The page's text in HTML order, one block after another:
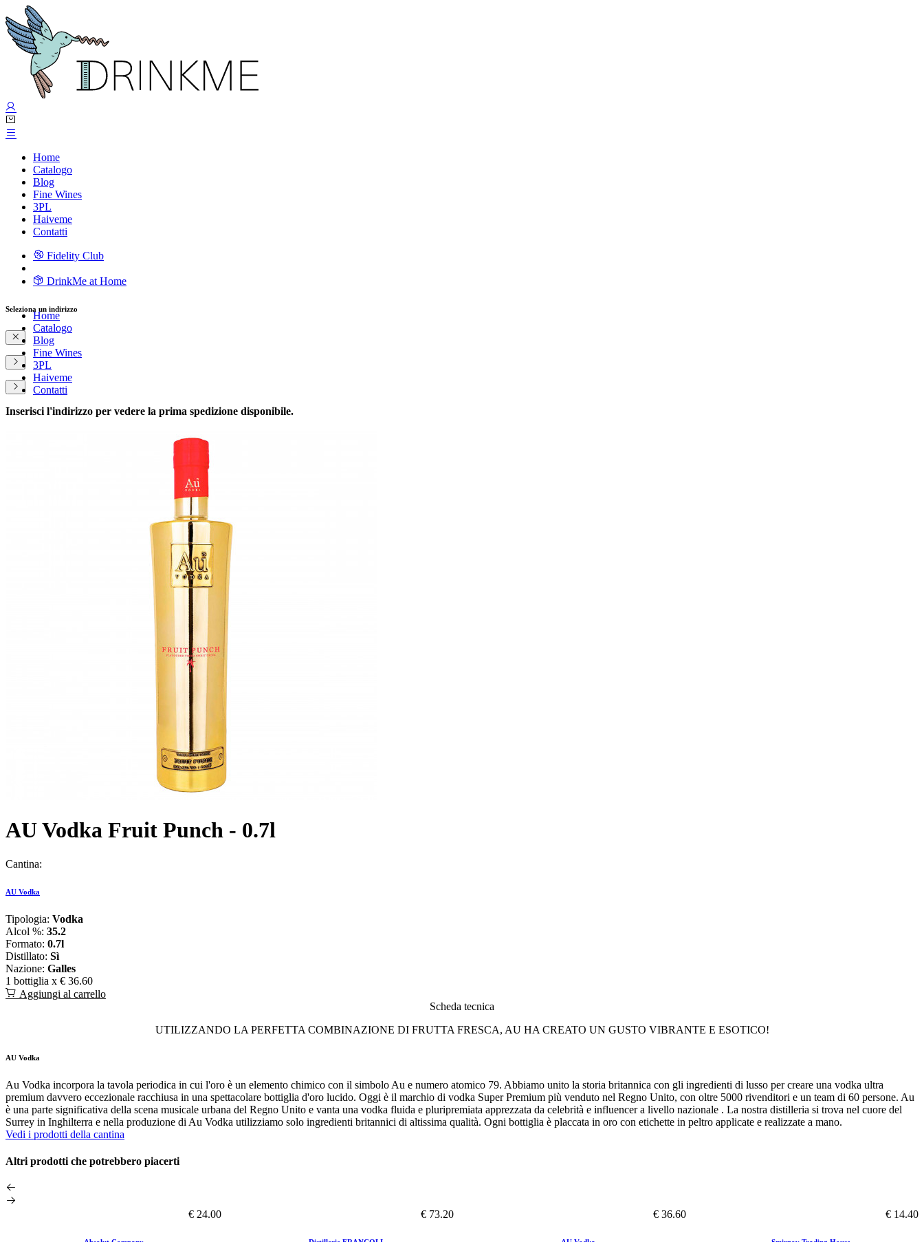
Home
Catalogo
Blog
Fine Wines
3PL
Haiveme
Contatti
Fidelity Club
DrinkMe at Home
Home
Catalogo
Blog
Fine Wines
3PL
Haiveme
Contatti
Seleziona un indirizzo
Inserisci l'indirizzo per vedere la prima spedizione disponibile.
AU Vodka Fruit Punch - 0.7l
Cantina:
AU Vodka
Tipologia: Vodka
Alcol %: 35.2
Formato: 0.7l
Distillato: Sì
Nazione: Galles
1 bottiglia x € 36.60
Aggiungi al carrello
Scheda tecnica
UTILIZZANDO LA PERFETTA COMBINAZIONE DI FRUTTA FRESCA, AU HA CREATO UN GUSTO VIBRANTE E ESOTICO!
AU Vodka
Au Vodka incorpora la tavola periodica in cui l'oro è un elemento chimico con il simbolo Au e numero atomico 79. Abbiamo unito la storia britannica con gli ingredienti di lusso per creare una vodka ultra
premium davvero eccezionale racchiusa in una spettacolare bottiglia d'oro lucido. Oggi è il marchio di vodka Super Premium più venduto nel Regno Unito, con oltre 5000 rivenditori e un team di 60 persone. Au
è una parte significativa della scena musicale urbana del Regno Unito e vanta una vodka fluida e pluripremiata apprezzata da celebrità e influencer a livello nazionale . La nostra distilleria si trova nel cuore del
Surrey in Inghilterra e nella produzione di Au Vodka utilizziamo solo ingredienti britannici di altissima qualità. Ogni bottiglia è placcata in oro con etichette in peltro applicate e realizzate a mano.
Vedi i prodotti della cantina
Altri prodotti che potrebbero piacerti
€ 24.00 € 73.20 € 36.60 € 14.40